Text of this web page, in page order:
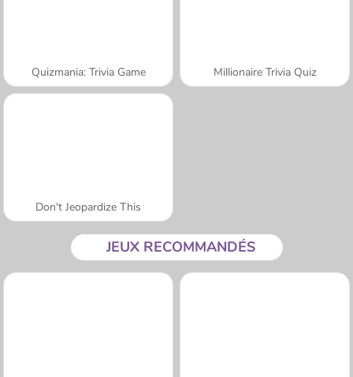
Quizmania: Trivia Game Millionaire Trivia Quiz
Don't Jeopardize This
JEUX RECOMMANDÉS